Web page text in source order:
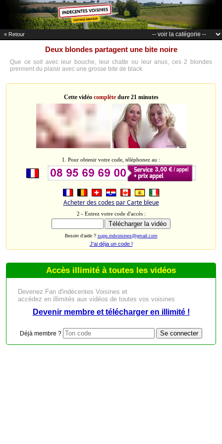
« Retour
Deux blondes partagent une bite noire
Que ce soit avec leur bouche, leur chatte ou leur anus, ces 2 blondes
prennent du plaisir avec une grosse bite de black
Cette vidéo complètedure 21 minutes
1. Pour obtenir votre code, téléphonez au :
Acheter des codes par Carte bleue
2 - Entrez votre code d'accès :
Besoin d'aide ? supp.indvoisines@gmail.com
J'ai déja un code !
Accès illimité à toutes les vidéos
Devenez Fan d'indécentes Voisines et
accédez en illimités aux vidéos de toutes vos voisines
Devenir membre et télécharger en illimité !
Déjà membre ?